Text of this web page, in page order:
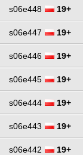
s06e448 19+
s06e447 19+
s06e446 19+
s06e445 19+
s06e444 19+
s06e443 19+
s06e442 19+